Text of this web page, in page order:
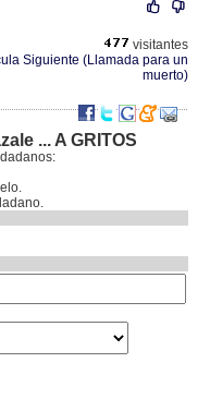
visitantes
Siguiente (Llamada para un
muerto)
... A GRITOS